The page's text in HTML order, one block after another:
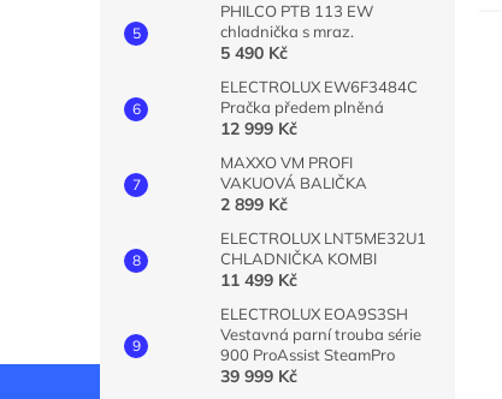
PHILCO PTB 113 EW
chladnička s mraz.
5 490 Kč
ELECTROLUX EW6F3484C
Pračka předem plněná
12 999 Kč
MAXXO VM PROFI
VAKUOVÁ BALIČKA
2 899 Kč
ELECTROLUX LNT5ME32U1
CHLADNIČKA KOMBI
11 499 Kč
ELECTROLUX EOA9S3SH
Vestavná parní trouba série
900 ProAssist SteamPro
39 999 Kč